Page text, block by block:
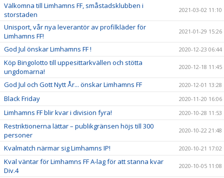
Välkomna till Limhamns FF, småstadsklubben i
storstaden
2021-03-02 11:10
Unisport, vår nya leverantör av profilkläder för
Limhamns FF!
2021-01-29 15:26
God Jul önskar Limhamns FF ! 2020-12-23 06:44
Köp Bingolotto till uppesittarkvällen och stötta
ungdomarna!
2020-12-18 11:45
God Jul och Gott Nytt År... önskar Limhamns FF 2020-12-01 13:28
Black Friday 2020-11-20 16:06
Limhamns FF blir kvar i division fyra! 2020-10-28 11:53
Restriktionerna lättar – publikgränsen höjs till 300
personer
2020-10-22 21:48
Kvalmatch närmar sig Limhamns IP! 2020-10-21 17:02
Kval väntar för Limhamns FF A-lag för att stanna kvar
Div.4
2020-10-05 11:08